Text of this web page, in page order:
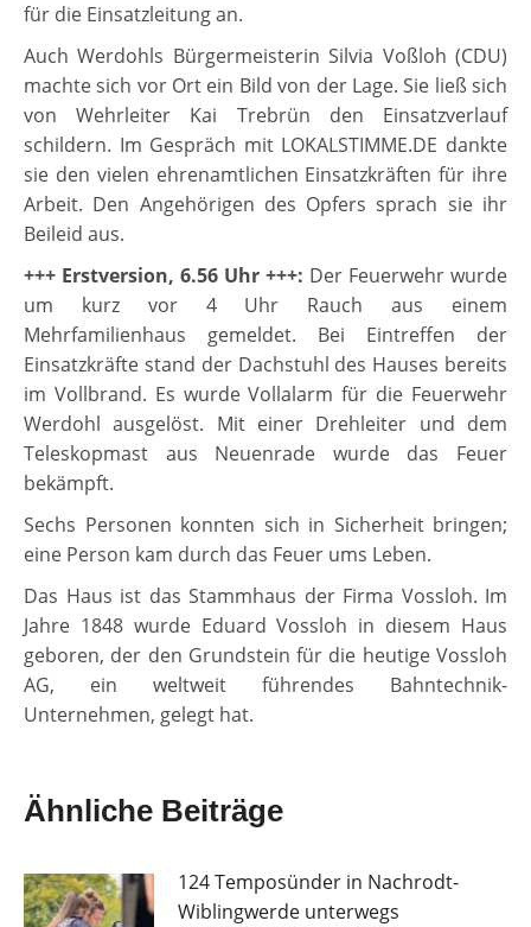
für die Einsatzleitung an.
Auch Werdohls Bürgermeisterin Silvia Voßloh (CDU)
machte sich vor Ort ein Bild von der Lage. Sie ließ sich
von Wehrleiter Kai Trebrün den Einsatzverlauf
schildern. Im Gespräch mit LOKALSTIMME.DE dankte
sie den vielen ehrenamtlichen Einsatzkräften für ihre
Arbeit. Den Angehörigen des Opfers sprach sie ihr
Beileid aus.
+++ Erstversion, 6.56 Uhr +++: Der Feuerwehr wurde
um kurz vor 4 Uhr Rauch aus einem
Mehrfamilienhaus gemeldet. Bei Eintreffen der
Einsatzkräfte stand der Dachstuhl des Hauses bereits
im Vollbrand. Es wurde Vollalarm für die Feuerwehr
Werdohl ausgelöst. Mit einer Drehleiter und dem
Teleskopmast aus Neuenrade wurde das Feuer
bekämpft.
Sechs Personen konnten sich in Sicherheit bringen;
eine Person kam durch das Feuer ums Leben.
Das Haus ist das Stammhaus der Firma Vossloh. Im
Jahre 1848 wurde Eduard Vossloh in diesem Haus
geboren, der den Grundstein für die heutige Vossloh
AG, ein weltweit führendes Bahntechnik-
Unternehmen, gelegt hat.
Ähnliche Beiträge
124 Temposünder in Nachrodt-
Wiblingwerde unterwegs